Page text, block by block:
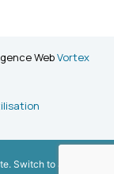
WebVortex
Switch to a production